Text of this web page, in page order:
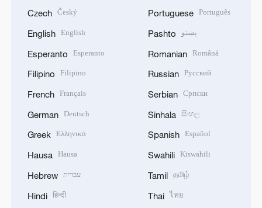
Czech Český
English English
Esperanto Esperanto
Filipino Filipino
French Français
German Deutsch
Greek Ελληνικά
Hausa Hausa
Hebrew עברית
Hindi हिन्दी
Portuguese Português
Pashto پښتو
Romanian Română
Russian Русский
Serbian Српски
Sinhala සිංහල
Spanish Español
Swahili Kiswahili
Tamil தமிழ்
Thai ไทย